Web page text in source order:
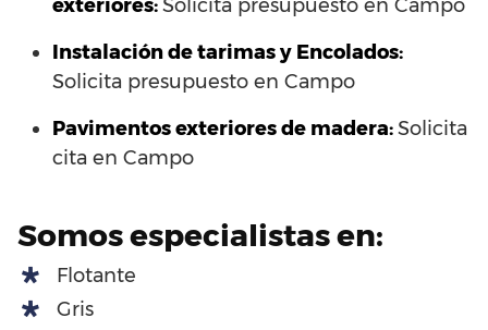
exteriores:Solicita presupuesto en Campo
Instalación de tarimas y Encolados:
Solicita presupuesto en Campo
Pavimentos exteriores de madera:Solicita
cita en Campo
Somos especialistas en:
Flotante
Gris